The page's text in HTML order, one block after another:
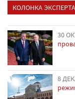
КОЛОНКА ЭКСПЕРТА
30
8